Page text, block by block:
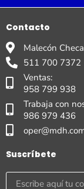
Contacto
Malecón
511 700 7372
Ventas:
958 799 938
Trabaja con
986 979 436
Suscríbete